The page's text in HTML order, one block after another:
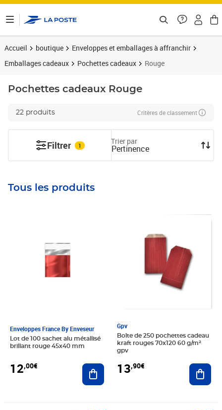
Accueil boutique
Enveloppes et emballages à affranchir
Emballages cadeaux
Pochettes cadeaux Rouge
Pochettes cadeaux Rouge
22 produits Critères de classement
Filtrer 1 Trier par
Pertinence
Tous les produits
Enveloppes France By Enveseur
Lot de 100 sachet alu métallisé
brillant rouge 45x40 mm
12,00€ Ajouter au panier
Gpv
Boîte de 250 pochettes cadeau
kraft rouges 70x120 60 g/m²
gpv
13,90€